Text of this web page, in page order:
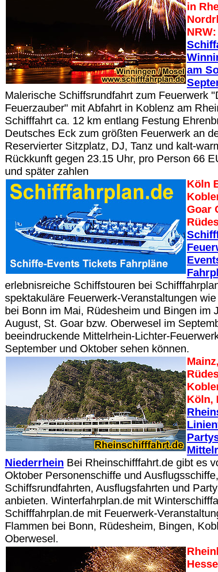
in
NRW:
am
Malerische Schiffsrundfahrt zum Feuerwerk
Feuerzauber" mit Abfahrt in Koblenz am
Schifffahrt ca. 12 km entlang Festung
Deutsches Eck zum größten Feuerwerk an
Reservierter Sitzplatz, DJ, Tanz und kalt-
Rückkunft gegen 23.15 Uhr, pro Person 66
und später zahlen
Köln
Goar
erlebnisreiche Schiffstouren bei
spektakuläre Feuerwerk-Veranstaltungen
bei Bonn im Mai, Rüdesheim und Bingen im
August, St. Goar bzw. Oberwesel im
beeindruckende Mittelrhein-Lichter-
September und Oktober sehen können.
Köln,
Niederrhein Bei Rheinschifffahrt.de gibt es
Oktober Personenschiffe und
Schiffsrundfahrten, Ausflugsfahrten und
anbieten. Winterfahrplan.de mit
Schifffahrplan.de mit Feuerwerk-
Flammen bei Bonn, Rüdesheim, Bingen,
Oberwesel.